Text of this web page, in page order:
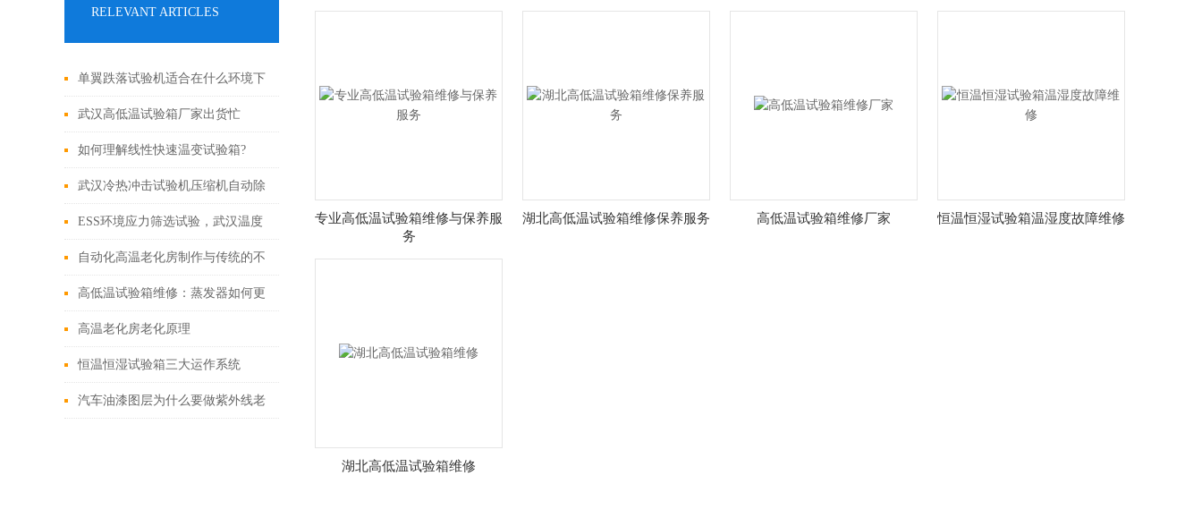
RELEVANT ARTICLES
单翼跌落试验机适合在什么环境下
工作？
武汉高低温试验箱厂家出货忙
如何理解线性快速温变试验箱?
武汉冷热冲击试验机压缩机自动除
霜设定
ESS环境应力筛选试验，武汉温度
快速循环试验箱
自动化高温老化房制作与传统的不
同之处
高低温试验箱维修：蒸发器如何更
换
高温老化房老化原理
恒温恒湿试验箱三大运作系统
汽车油漆图层为什么要做紫外线老
专业高低温试验箱维修与保养服
务
湖北高低温试验箱维修保养服务 高低温试验箱维修厂家 恒温恒湿试验箱温湿度故障维修
湖北高低温试验箱维修